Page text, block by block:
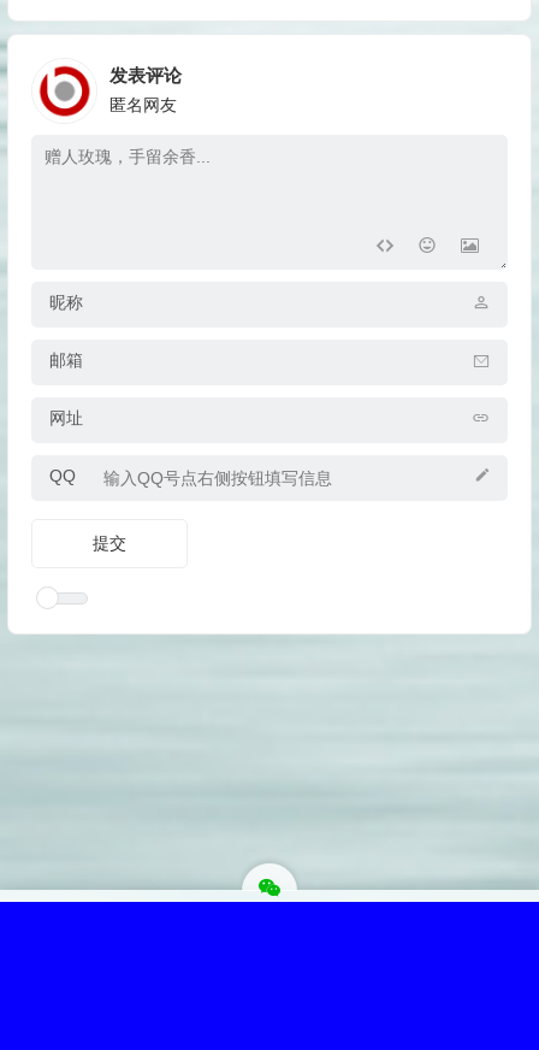
发表评论
匿名网友
昵称
邮箱
网址
QQ